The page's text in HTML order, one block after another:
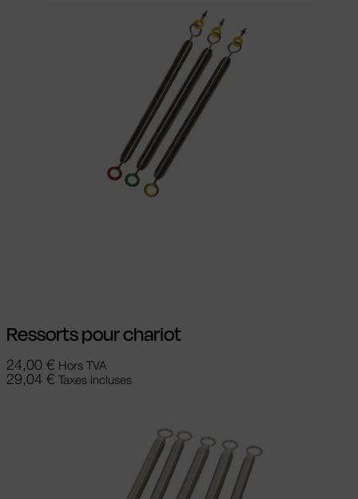
Ressorts pour chariot
24,00 € Hors TVA
29,04 € Taxes incluses